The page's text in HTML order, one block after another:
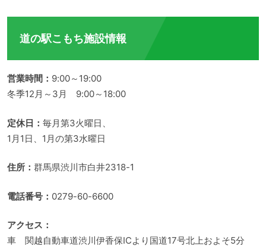
道の駅こもち施設情報
営業時間： 9:00～19:00
冬季12月～3月 9:00～18:00
定休日： 毎月第3火曜日、
1月1日、1月の第3水曜日
住所： 群馬県渋川市白井2318-1
電話番号： 0279-60-6600
アクセス：
車 関越自動車道渋川伊香保ICより国道17号北上およそ5分